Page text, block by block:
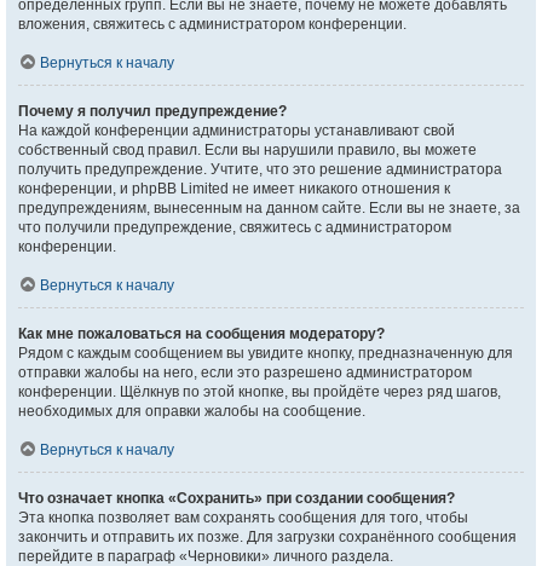
определённых групп. Если вы не знаете, почему не можете добавлять
вложения, свяжитесь с администратором конференции.
Вернуться к началу
Почему я получил предупреждение?
На каждой конференции администраторы устанавливают свой
собственный свод правил. Если вы нарушили правило, вы можете
получить предупреждение. Учтите, что это решение администратора
конференции, и phpBB Limited не имеет никакого отношения к
предупреждениям, вынесенным на данном сайте. Если вы не знаете, за
что получили предупреждение, свяжитесь с администратором
конференции.
Вернуться к началу
Как мне пожаловаться на сообщения модератору?
Рядом с каждым сообщением вы увидите кнопку, предназначенную для
отправки жалобы на него, если это разрешено администратором
конференции. Щёлкнув по этой кнопке, вы пройдёте через ряд шагов,
необходимых для оправки жалобы на сообщение.
Вернуться к началу
Что означает кнопка «Сохранить» при создании сообщения?
Эта кнопка позволяет вам сохранять сообщения для того, чтобы
закончить и отправить их позже. Для загрузки сохранённого сообщения
перейдите в параграф «Черновики» личного раздела.